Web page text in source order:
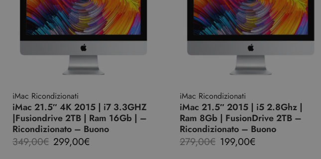
iMac Ricondizionati
iMac 21.5″ 4K 2015 | i7 3.3GHZ
|Fusiondrive 2TB | Ram 16Gb | –
Ricondizionato – Buono
349,00€ 299,00€
iMac Ricondizionati
iMac 21.5″ 2015 | i5 2.8Ghz |
Ram 8Gb | FusionDrive 2TB –
Ricondizionato – Buono
279,00€ 199,00€